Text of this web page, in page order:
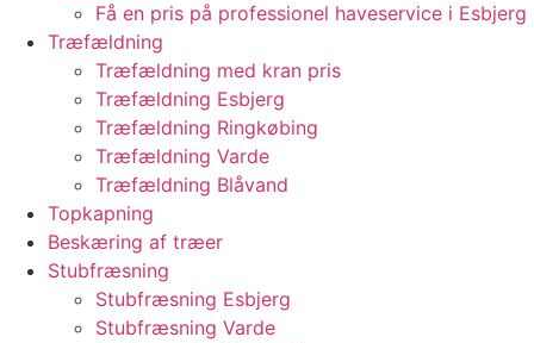
Få en pris på professionel haveservice i Esbjerg
Træfældning
Træfældning med kran pris
Træfældning Esbjerg
Træfældning Ringkøbing
Træfældning Varde
Træfældning Blåvand
Topkapning
Beskæring af træer
Stubfræsning
Stubfræsning Esbjerg
Stubfræsning Varde